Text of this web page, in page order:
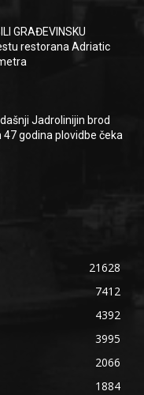
GRAĐEVINSKU
restorana Adriatic
Jadrolinijin brod
47 godina plovidbe čeka
21628
7412
4392
3995
2066
1884